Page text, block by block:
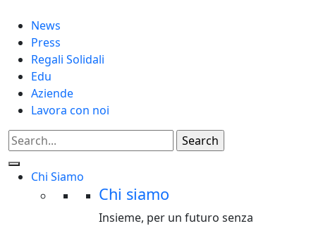
News
Press
Regali Solidali
Edu
Aziende
Lavora con noi
Chi Siamo
Chi siamo
Insieme, per un futuro senza